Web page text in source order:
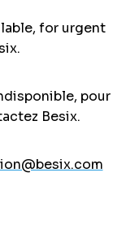
for urgent
pour
Besix.